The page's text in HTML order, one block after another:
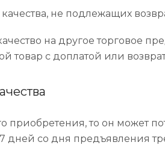
не подлежащих
на другое торговое
товар с доплатой или
приобретения, то он может
со дня предъявления